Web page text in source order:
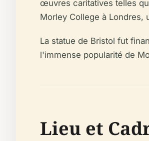
œuvres caritatives telles
Morley College à Londres,
La statue de Bristol fut
l'immense popularité de
Lieu et